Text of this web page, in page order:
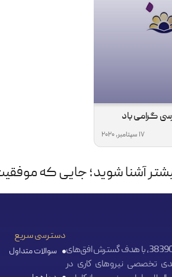
گرامی باد
17 سپتامبر, 2020
آشنا شوید؛ جایی که
گروه بین‌المللی پارس پندار نهاد با شماره ثبت 38390، با هدف گسترش افق‌‌های
تخصصی نیروهای کاری در
دسترسی سریع
سوالات متداول